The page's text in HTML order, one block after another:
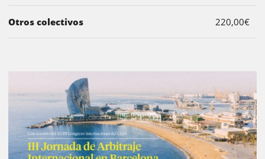
Otros colectivos 220,00€